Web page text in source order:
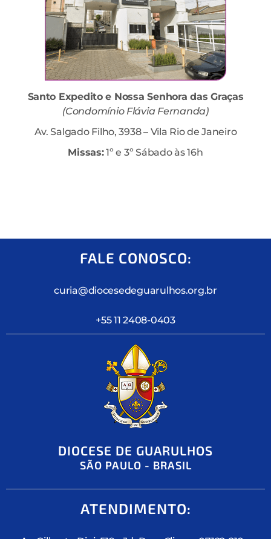
Santo Expedito e Nossa Senhora das Graças
(Condomínio Flávia Fernanda)
Av. Salgado Filho, 3938 – Vila Rio de Janeiro
Missas:1º e 3º Sábado às 16h
FALE CONOSCO:
curia@diocesedeguarulhos.org.br
+55 11 2408-0403
DIOCESE DE GUARULHOS
SÃO PAULO - BRASIL
ATENDIMENTO: